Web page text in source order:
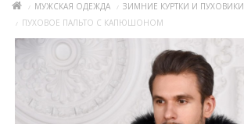
МУЖСКАЯ ОДЕЖДА
ЗИМНИЕ КУРТКИ И ПУХОВИКИ
ПУХОВОЕ ПАЛЬТО С КАПЮШОНОМ